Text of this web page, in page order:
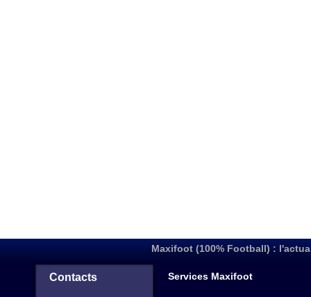
Maxifoot (100% Football) :
Contacts Services Maxifoot